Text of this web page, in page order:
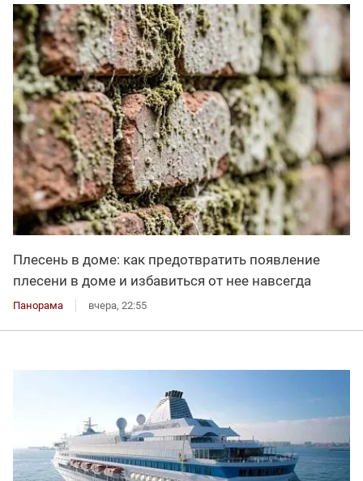
Плесень в доме: как предотвратить появление
плесени в доме и избавиться от нее навсегда
Панорама вчера, 22:55